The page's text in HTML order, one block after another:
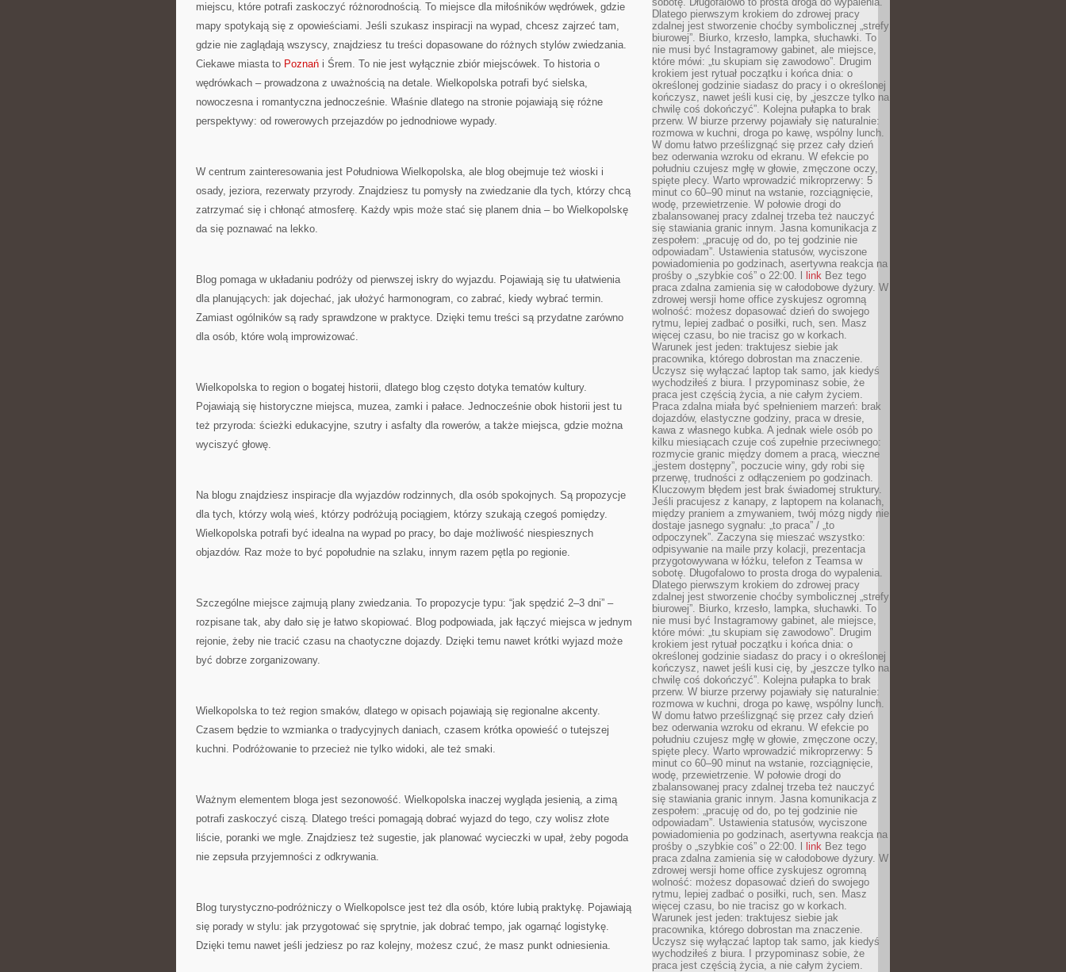
miejscu, które potrafi zaskoczyć różnorodnością. To miejsce dla miłośników wędrówek, gdzie
mapy spotykają się z opowieściami. Jeśli szukasz inspiracji na wypad, chcesz zajrzeć tam,
gdzie nie zaglądają wszyscy, znajdziesz tu treści dopasowane do różnych stylów zwiedzania.
Ciekawe miasta to Poznań i Śrem. To nie jest wyłącznie zbiór miejscówek. To historia o
wędrówkach – prowadzona z uważnością na detale. Wielkopolska potrafi być sielska,
nowoczesna i romantyczna jednocześnie. Właśnie dlatego na stronie pojawiają się różne
perspektywy: od rowerowych przejazdów po jednodniowe wypady.
W centrum zainteresowania jest Południowa Wielkopolska, ale blog obejmuje też wioski i
osady, jeziora, rezerwaty przyrody. Znajdziesz tu pomysły na zwiedzanie dla tych, którzy chcą
zatrzymać się i chłonąć atmosferę. Każdy wpis może stać się planem dnia – bo Wielkopolskę
da się poznawać na lekko.
Blog pomaga w układaniu podróży od pierwszej iskry do wyjazdu. Pojawiają się tu ułatwienia
dla planujących: jak dojechać, jak ułożyć harmonogram, co zabrać, kiedy wybrać termin.
Zamiast ogólników są rady sprawdzone w praktyce. Dzięki temu treści są przydatne zarówno
dla osób, które wolą improwizować.
Wielkopolska to region o bogatej historii, dlatego blog często dotyka tematów kultury.
Pojawiają się historyczne miejsca, muzea, zamki i pałace. Jednocześnie obok historii jest tu
też przyroda: ścieżki edukacyjne, szutry i asfalty dla rowerów, a także miejsca, gdzie można
wyciszyć głowę.
Na blogu znajdziesz inspiracje dla wyjazdów rodzinnych, dla osób spokojnych. Są propozycje
dla tych, którzy wolą wieś, którzy podróżują pociągiem, którzy szukają czegoś pomiędzy.
Wielkopolska potrafi być idealna na wypad po pracy, bo daje możliwość niespiesznych
objazdów. Raz może to być popołudnie na szlaku, innym razem pętla po regionie.
Szczególne miejsce zajmują plany zwiedzania. To propozycje typu: “jak spędzić 2–3 dni” –
rozpisane tak, aby dało się je łatwo skopiować. Blog podpowiada, jak łączyć miejsca w jednym
rejonie, żeby nie tracić czasu na chaotyczne dojazdy. Dzięki temu nawet krótki wyjazd może
być dobrze zorganizowany.
Wielkopolska to też region smaków, dlatego w opisach pojawiają się regionalne akcenty.
Czasem będzie to wzmianka o tradycyjnych daniach, czasem krótka opowieść o tutejszej
kuchni. Podróżowanie to przecież nie tylko widoki, ale też smaki.
Ważnym elementem bloga jest sezonowość. Wielkopolska inaczej wygląda jesienią, a zimą
potrafi zaskoczyć ciszą. Dlatego treści pomagają dobrać wyjazd do tego, czy wolisz złote
liście, poranki we mgle. Znajdziesz też sugestie, jak planować wycieczki w upał, żeby pogoda
nie zepsuła przyjemności z odkrywania.
Blog turystyczno-podróżniczy o Wielkopolsce jest też dla osób, które lubią praktykę. Pojawiają
się porady w stylu: jak przygotować się sprytnie, jak dobrać tempo, jak ogarnąć logistykę.
Dzięki temu nawet jeśli jedziesz po raz kolejny, możesz czuć, że masz punkt odniesienia.
Dlatego pierwszym krokiem do zdrowej pracy
zdalnej jest stworzenie choćby symbolicznej „strefy
biurowej”. Biurko, krzesło, lampka, słuchawki. To
nie musi być Instagramowy gabinet, ale miejsce,
które mówi: „tu skupiam się zawodowo”. Drugim
krokiem jest rytuał początku i końca dnia: o
określonej godzinie siadasz do pracy i o określonej
kończysz, nawet jeśli kusi cię, by „jeszcze tylko na
chwilę coś dokończyć”. Kolejna pułapka to brak
przerw. W biurze przerwy pojawiały się naturalnie:
rozmowa w kuchni, droga po kawę, wspólny lunch.
W domu łatwo prześlizgnąć się przez cały dzień
bez oderwania wzroku od ekranu. W efekcie po
południu czujesz mgłę w głowie, zmęczone oczy,
spięte plecy. Warto wprowadzić mikroprzerwy: 5
minut co 60–90 minut na wstanie, rozciągnięcie,
wodę, przewietrzenie. W połowie drogi do
zbalansowanej pracy zdalnej trzeba też nauczyć
się stawiania granic innym. Jasna komunikacja z
zespołem: „pracuję od do, po tej godzinie nie
odpowiadam”. Ustawienia statusów, wyciszone
powiadomienia po godzinach, asertywna reakcja na
prośby o „szybkie coś” o 22:00. l
link Bez tego
praca zdalna zamienia się w całodobowe dyżury. W
zdrowej wersji home office zyskujesz ogromną
wolność: możesz dopasować dzień do swojego
rytmu, lepiej zadbać o posiłki, ruch, sen. Masz
więcej czasu, bo nie tracisz go w korkach.
Warunek jest jeden: traktujesz siebie jak
pracownika, którego dobrostan ma znaczenie.
Uczysz się wyłączać laptop tak samo, jak kiedyś
wychodziłeś z biura. I przypominasz sobie, że
praca jest częścią życia, a nie całym życiem.
Praca zdalna miała być spełnieniem marzeń: brak
dojazdów, elastyczne godziny, praca w dresie,
kawa z własnego kubka. A jednak wiele osób po
kilku miesiącach czuje coś zupełnie przeciwnego:
rozmycie granic między domem a pracą, wieczne
„jestem dostępny”, poczucie winy, gdy robi się
przerwę, trudności z odłączeniem po godzinach.
Kluczowym błędem jest brak świadomej struktury.
Jeśli pracujesz z kanapy, z laptopem na kolanach,
między praniem a zmywaniem, twój mózg nigdy nie
dostaje jasnego sygnału: „to praca” / „to
odpoczynek”. Zaczyna się mieszać wszystko:
odpisywanie na maile przy kolacji, prezentacja
przygotowywana w łóżku, telefon z Teamsa w
sobotę. Długofalowo to prosta droga do wypalenia.
Dlatego pierwszym krokiem do zdrowej pracy
zdalnej jest stworzenie choćby symbolicznej „strefy
biurowej”. Biurko, krzesło, lampka, słuchawki. To
nie musi być Instagramowy gabinet, ale miejsce,
które mówi: „tu skupiam się zawodowo”. Drugim
krokiem jest rytuał początku i końca dnia: o
określonej godzinie siadasz do pracy i o określonej
kończysz, nawet jeśli kusi cię, by „jeszcze tylko na
chwilę coś dokończyć”. Kolejna pułapka to brak
przerw. W biurze przerwy pojawiały się naturalnie:
rozmowa w kuchni, droga po kawę, wspólny lunch.
W domu łatwo prześlizgnąć się przez cały dzień
bez oderwania wzroku od ekranu. W efekcie po
południu czujesz mgłę w głowie, zmęczone oczy,
spięte plecy. Warto wprowadzić mikroprzerwy: 5
minut co 60–90 minut na wstanie, rozciągnięcie,
wodę, przewietrzenie. W połowie drogi do
zbalansowanej pracy zdalnej trzeba też nauczyć
się stawiania granic innym. Jasna komunikacja z
zespołem: „pracuję od do, po tej godzinie nie
odpowiadam”. Ustawienia statusów, wyciszone
powiadomienia po godzinach, asertywna reakcja na
prośby o „szybkie coś” o 22:00. l
link Bez tego
praca zdalna zamienia się w całodobowe dyżury. W
zdrowej wersji home office zyskujesz ogromną
wolność: możesz dopasować dzień do swojego
rytmu, lepiej zadbać o posiłki, ruch, sen. Masz
więcej czasu, bo nie tracisz go w korkach.
Warunek jest jeden: traktujesz siebie jak
pracownika, którego dobrostan ma znaczenie.
Uczysz się wyłączać laptop tak samo, jak kiedyś
wychodziłeś z biura. I przypominasz sobie, że
praca jest częścią życia, a nie całym życiem.